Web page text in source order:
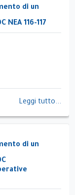
di un
116-117
Leggi tutto...
di un